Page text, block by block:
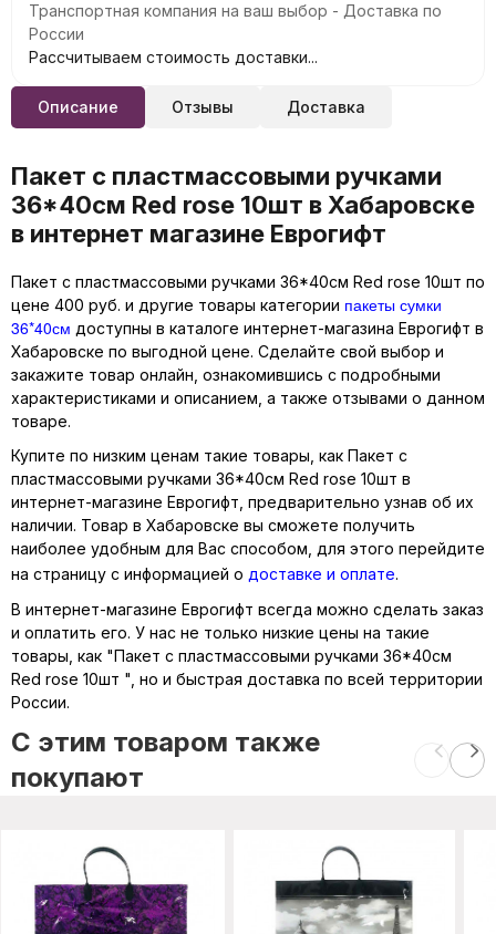
Транспортная компания на ваш выбор - Доставка по
России
Рассчитываем стоимость доставки...
Описание Отзывы Доставка
Пакет с пластмассовыми ручками
36*40см Red rose 10шт в Хабаровске
в интернет магазине Еврогифт
Пакет с пластмассовыми ручками 36*40см Red rose 10шт по
цене 400 руб. и другие товары категории пакеты сумки
36*40см доступны в каталоге интернет-магазина Еврогифт в
Хабаровске по выгодной цене. Сделайте свой выбор и
закажите товар онлайн, ознакомившись с подробными
характеристиками и описанием, а также отзывами о данном
товаре.
Купите по низким ценам такие товары, как Пакет с
пластмассовыми ручками 36*40см Red rose 10шт в
интернет-магазине Еврогифт, предварительно узнав об их
наличии. Товар в Хабаровске вы сможете получить
наиболее удобным для Вас способом, для этого перейдите
на страницу с информацией о доставке и оплате.
В интернет-магазине Еврогифт всегда можно сделать заказ
и оплатить его. У нас не только низкие цены на такие
товары, как "Пакет с пластмассовыми ручками 36*40см
Red rose 10шт ", но и быстрая доставка по всей территории
России.
C этим товаром также
покупают